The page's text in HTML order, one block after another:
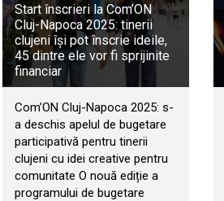
Start înscrieri la Com’ON
Cluj-Napoca 2025: tinerii
clujeni își pot înscrie ideile,
45 dintre ele vor fi sprijinite
financiar
Com’ON Cluj-Napoca 2025: s-
a deschis apelul de bugetare
participativă pentru tinerii
clujeni cu idei creative pentru
comunitate O nouă ediție a
programului de bugetare